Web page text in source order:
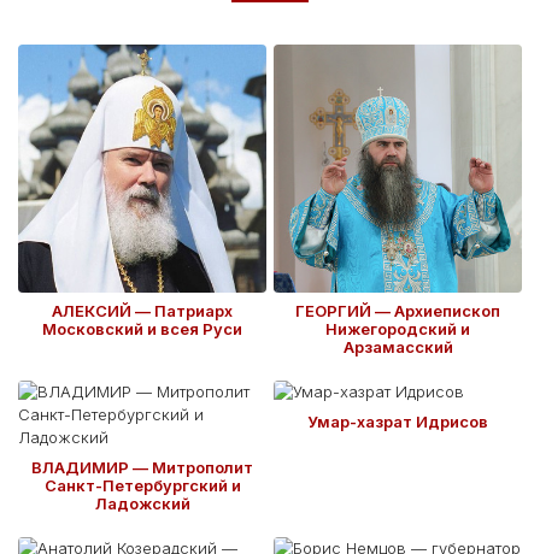
АЛЕКСИЙ — Патриарх
Московский и всея Руси
ГЕОРГИЙ — Архиепископ
Нижегородский и
Арзамасский
ВЛАДИМИР — Митрополит
Санкт-Петербургский и
Ладожский
Умар-хазрат Идрисов